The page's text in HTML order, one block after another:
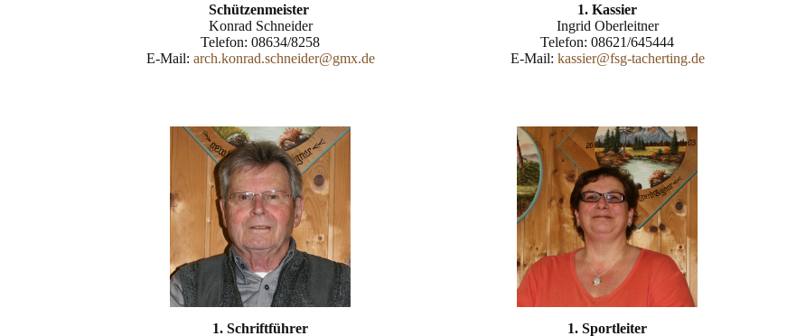
Schützenmeister
Konrad Schneider
Telefon: 08634/8258
E-Mail: arch.konrad.schneider@gmx.de
1. Kassier
Ingrid Oberleitner
Telefon: 08621/645444
E-Mail: kassier@fsg-tacherting.de
1. Schriftführer
1. Sportleiter